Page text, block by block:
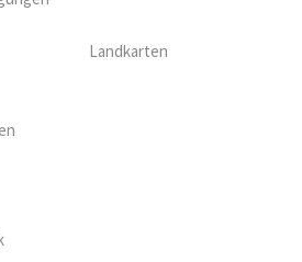
Landkarten